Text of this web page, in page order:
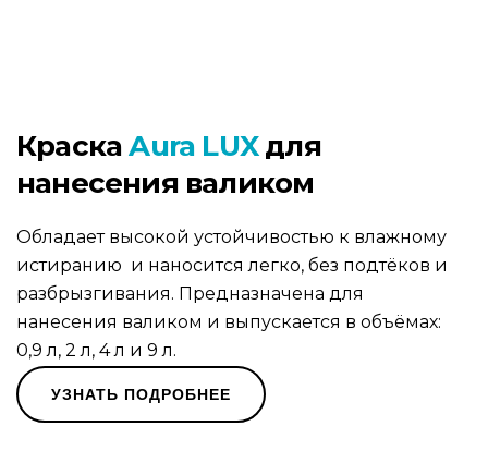
КраскаAura LUXдля
нанесения валиком
Обладает высокой устойчивостью к влажному
истиранию и наносится легко, без подтёков и
разбрызгивания. Предназначена для
нанесения валиком и выпускается в объёмах:
0,9 л, 2 л, 4 л и 9 л.
УЗНАТЬ ПОДРОБНЕЕ